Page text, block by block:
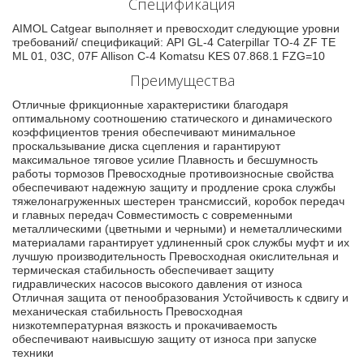
Спецификация
AIMOL Catgear выполняет и превосходит следующие уровни
требований/ спецификаций: API GL-4 Caterpillar TO-4 ZF TE
ML 01, 03C, 07F Allison C-4 Komatsu KES 07.868.1 FZG=10
Преимущества
Отличные фрикционные характеристики благодаря
оптимальному соотношению статического и динамического
коэффициентов трения обеспечивают минимальное
проскальзывание диска сцепления и гарантируют
максимальное тяговое усилие Плавность и бесшумность
работы тормозов Превосходные противоизносные свойства
обеспечивают надежную защиту и продление срока службы
тяжелонагруженных шестерен трансмиссий, коробок передач
и главных передач Совместимость с современными
металлическими (цветными и черными) и неметаллическими
материалами гарантирует удлиненный срок службы муфт и их
лучшую производительность Превосходная окислительная и
термическая стабильность обеспечивает защиту
гидравлических насосов высокого давления от износа
Отличная защита от пенообразования Устойчивость к сдвигу и
механическая стабильность Превосходная
низкотемпературная вязкость и прокачиваемость
обеспечивают наивысшую защиту от износа при запуске
техники